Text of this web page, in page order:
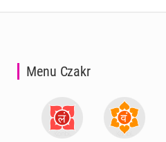
Menu Czakr